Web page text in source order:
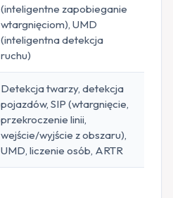
(inteligentne zapobieganie
wtargnięciom), UMD
(inteligentna detekcja
ruchu)
Detekcja twarzy, detekcja
pojazdów, SIP (wtargnięcie,
przekroczenie linii,
wejście/wyjście z obszaru),
UMD, liczenie osób, ARTR